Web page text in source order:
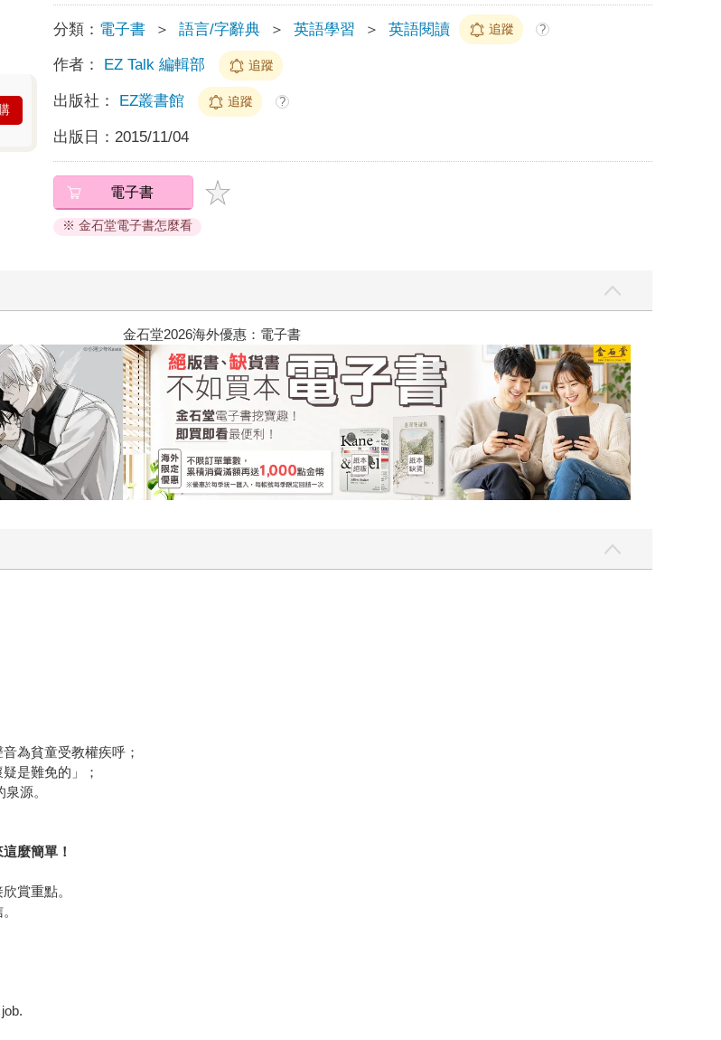
分類： 電子書 ＞ 語言/字辭典 ＞ 英語學習 ＞ 英語閱讀 追蹤 ?
作者： EZ Talk 編輯部 追蹤
出版社： EZ叢書館 追蹤 ?
出版日： 2015/11/04
電子書
※ 金石堂電子書怎麼看
2026金石堂暑假漫博〈你好，我吃一點〉第二波
為貧童受教權疾呼；
是難免的」；
源。
麼簡單！
賞重點。